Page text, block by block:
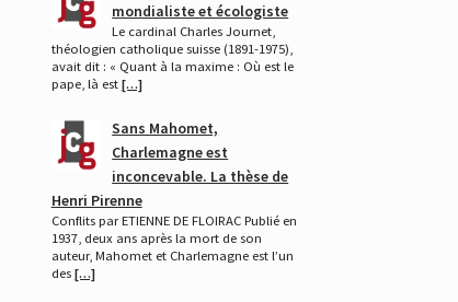
mondialiste et écologiste
Le cardinal Charles Journet,
théologien catholique suisse (1891-1975),
avait dit : « Quant à la maxime : Où est le
pape, là est […]
Sans Mahomet,
Charlemagne est
inconcevable. La thèse de
Henri Pirenne
Conflits par ETIENNE DE FLOIRAC Publié en
1937, deux ans après la mort de son
auteur, Mahomet et Charlemagne est l’un
des […]